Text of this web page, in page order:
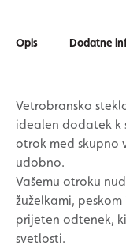
Opis Dodatne
Vetrobransko
idealen dodatek k
otrok med skupno
udobno.
Vašemu otroku
žuželkami,
prijeten odtenek,
svetlosti.